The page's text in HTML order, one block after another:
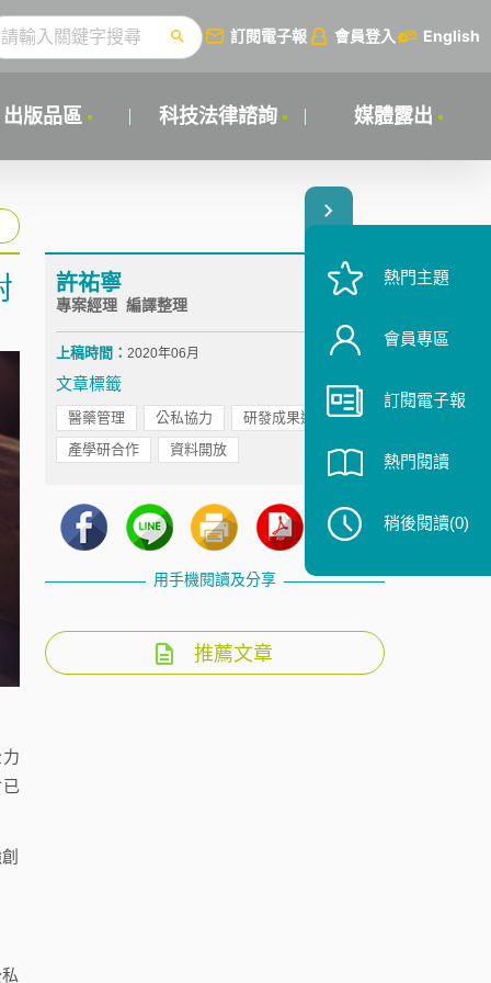
訂閱電子報 會員登入 English
出版品區 科技法律諮詢 媒體露出
許祐寧
專案經理 編譯整理
上稿時間： 2020年06月
文章標籤
醫藥管理 公私協力
研發成果運用
產學研合作
資料開放
用手機閱讀及分享
推薦文章
熱門主題
會員專區
訂閱電子報
熱門閱讀
稍後閱讀(0)